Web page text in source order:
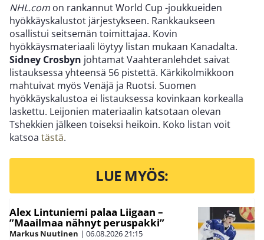
NHL.com on rankannut World Cup -joukkueiden
hyökkäyskalustot järjestykseen. Rankkaukseen
osallistui seitsemän toimittajaa. Kovin
hyökkäysmateriaali löytyy listan mukaan Kanadalta.
Sidney Crosbyn johtamat Vaahteranlehdet saivat
listauksessa yhteensä 56 pistettä. Kärkikolmikkoon
mahtuivat myös Venäjä ja Ruotsi. Suomen
hyökkäyskalustoa ei listauksessa kovinkaan korkealla
laskettu. Leijonien materiaalin katsotaan olevan
Tshekkien jälkeen toiseksi heikoin. Koko listan voit
katsoa tästä.
LUE MYÖS:
Alex Lintuniemi palaa Liigaan –
”Maailmaa nähnyt peruspakki”
Markus Nuutinen | 06.08.202621:15